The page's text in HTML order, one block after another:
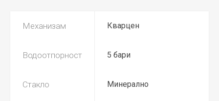
Механизам Кварцен
Водоотпорност 5 бари
Стакло Минерално